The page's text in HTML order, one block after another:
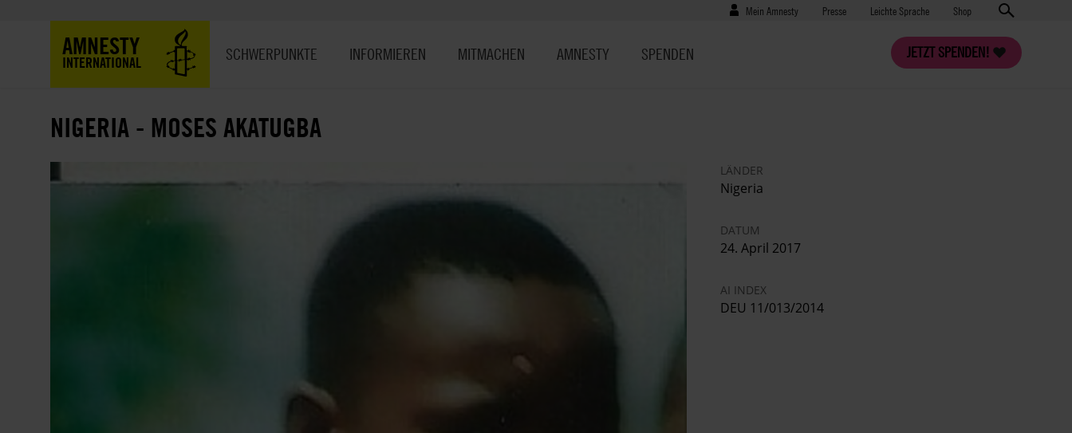
Benutzermenü
Mein Amnesty Presse
Presse Leichte Sprache Shop
AMNESTY
INTERNATIONAL
JETZT SPENDEN!
SCHWERPUNKTE INFORMIEREN MITMACHEN AMNESTY SPENDEN
NIGERIA - MOSES AKATUGBA
LÄNDER
Nigeria
DATUM
24. April 2017
AI INDEX
DEU 11/013/2014